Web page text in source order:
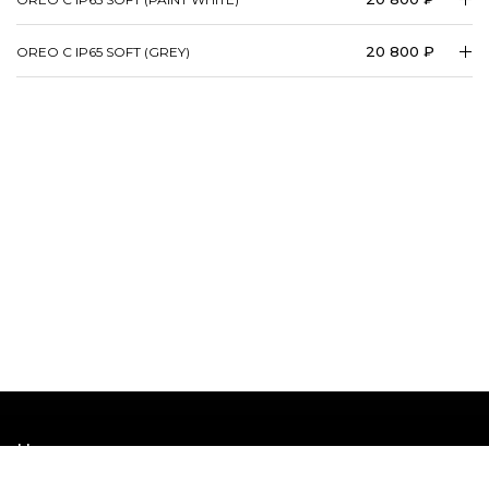
OREO C IP65 SOFT (GREY) 20 800 ₽
Наши шоурумы